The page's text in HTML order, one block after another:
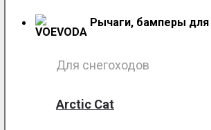
Рычаги, бамперы для
Для снегоходов
Arctic Cat